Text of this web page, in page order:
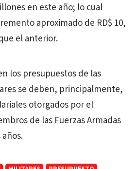
en este año; lo cual
aproximado de RD$ 10,
el anterior.
los presupuestos de las
se deben, principalmente,
otorgados por el
de las Fuerzas Armadas